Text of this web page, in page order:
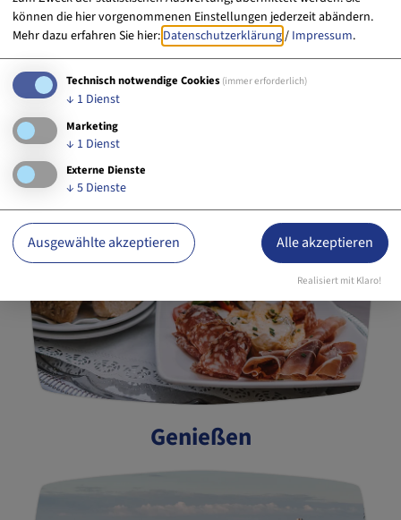
Shopping
Genießen
können die hier vorgenommenen Einstellungen jederzeit abändern.
Mehr dazu erfahren Sie hier: Datenschutzerklärung/ Impressum.
Technisch notwendige Cookies (immer erforderlich)
↓ 1 Dienst
Marketing
↓ 1 Dienst
Externe Dienste
↓ 5 Dienste
Ausgewählte akzeptieren Alle akzeptieren
Realisiert mit Klaro!